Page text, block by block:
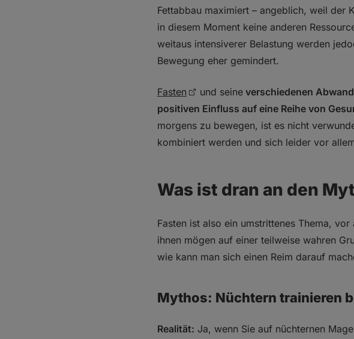
Fettabbau maximiert – angeblich, weil der
in diesem Moment keine anderen
weitaus intensiverer Belastung werden
Bewegung eher gemindert.
Fasten und seine verschiedenen
positiven Einfluss auf eine Reihe von
morgens zu bewegen, ist es nicht
kombiniert werden und sich leider vor
Was ist dran an den
Fasten ist also ein umstrittenes Thema,
ihnen mögen auf einer teilweise wahren
wie kann man sich einen Reim darauf
Mythos: Nüchtern trainieren
Realität: Ja, wenn Sie auf nüchternen